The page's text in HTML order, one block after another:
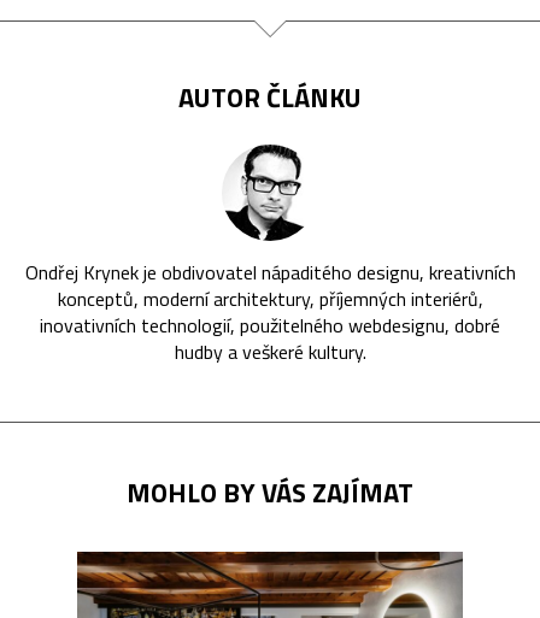
AUTOR ČLÁNKU
Ondřej Krynek je obdivovatel nápaditého designu, kreativních
konceptů, moderní architektury, příjemných interiérů,
inovativních technologií, použitelného webdesignu, dobré
hudby a veškeré kultury.
MOHLO BY VÁS ZAJÍMAT